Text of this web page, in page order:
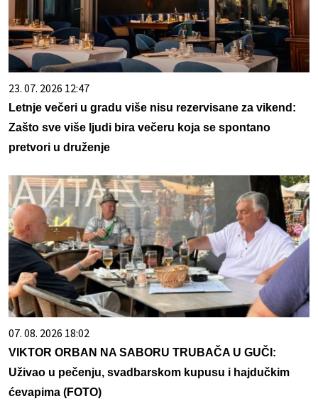
23. 07. 2026 12:47
Letnje večeri u gradu više nisu rezervisane za vikend:
Zašto sve više ljudi bira večeru koja se spontano
pretvori u druženje
07. 08. 2026 18:02
VIKTOR ORBAN NA SABORU TRUBAČA U GUČI:
Uživao u pečenju, svadbarskom kupusu i hajdučkim
ćevapima (FOTO)